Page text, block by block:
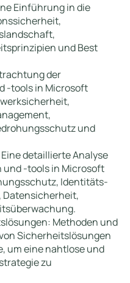
Einführung in die
und Best
der
-tools in Microsoft
und
detaillierte Analyse
-tools in Microsoft
Identitäts-
Methoden und
Sicherheitslösungen
um eine nahtlose und
zu